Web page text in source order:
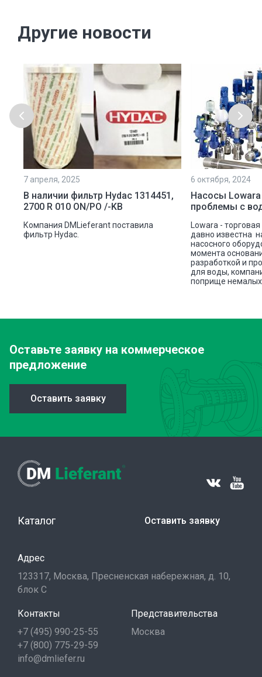
Другие новости
7 апреля, 2025
В наличии фильтр Hydac 1314451,
2700 R 010 ON/PO /-KB
Компания DMLieferant поставила
фильтр Hydac.
6 октября, 2024
Насосы
проблемы с
Lowara -
давно известна
насосного
момента
разработкой и
для воды,
поприще немалых
Оставьте заявку на коммерческое
предложение
Оставить заявку
Каталог Оставить заявку
Адрес
123317, Москва, Пресненская набережная, д. 10,
блок С
Контакты
+7 (495) 990-25-55
+7 (800) 775-29-59
info@dmliefer.ru
Представительства
Москва